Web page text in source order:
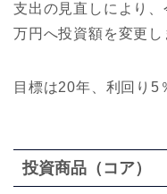
支出の見直しにより
万円へ投資額を変更し
目標は20年、利回り5
投資商品（コア）